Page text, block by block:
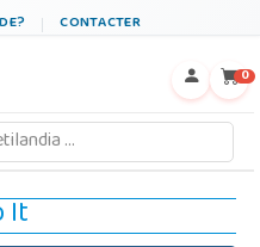
CONTACTER
0
It